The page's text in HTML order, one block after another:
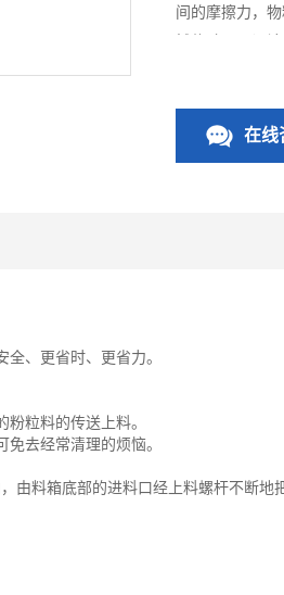
间的摩擦力，
械传动原理设
程中实现全封闭
在线
、更省时、更省力。
粒料的传送上料。
去经常清理的烦恼。
料箱底部的进料口经上料螺杆不断地